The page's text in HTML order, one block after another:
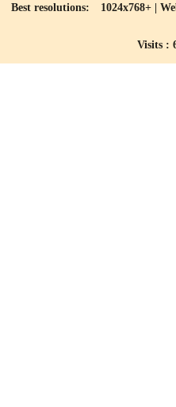
Best resolutions: 1024x768+ |
Visits :